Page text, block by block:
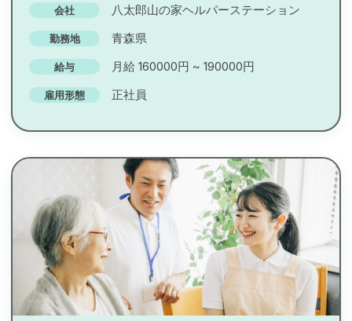
会社 八太郎山の家ヘルパーステーション
勤務地 青森県
給与 月給 160000円 ~ 190000円
雇用形態 正社員